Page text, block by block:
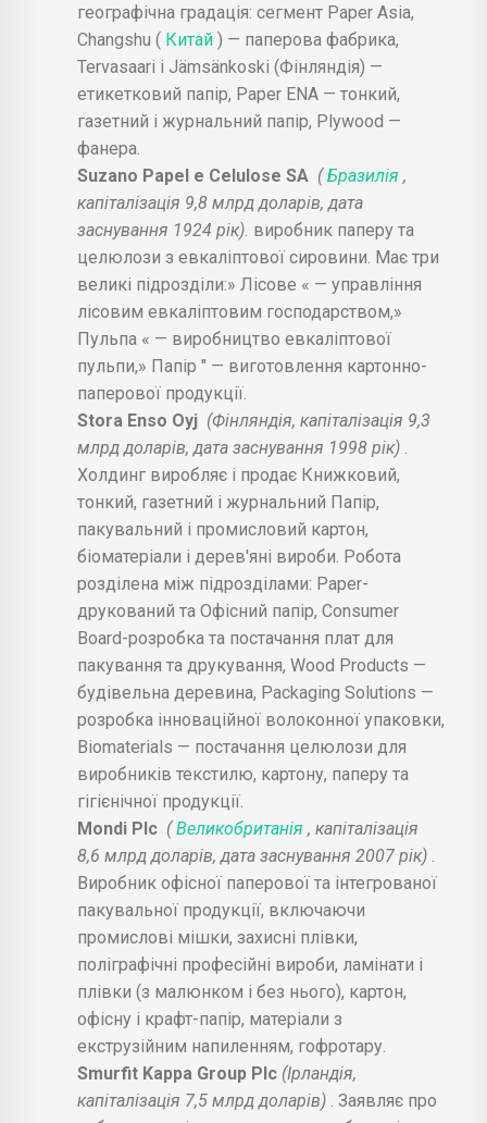
географічна градація: сегмент Paper Asia,
Changshu ( Китай ) — паперова фабрика,
Tervasaari і Jämsänkoski (Фінляндія) —
етикетковий папір, Paper ENA — тонкий,
газетний і журнальний папір, Plywood —
фанера.
Suzano Papel e Celulose SA (Бразилія ,
капіталізація 9,8 млрд доларів, дата
заснування 1924 рік). виробник паперу та
целюлози з евкаліптової сировини. Має три
великі підрозділи:» Лісове « — управління
лісовим евкаліптовим господарством,»
Пульпа « — виробництво евкаліптової
пульпи,» Папір " — виготовлення картонно-
паперової продукції.
Stora Enso Oyj (Фінляндія, капіталізація 9,3
млрд доларів, дата заснування 1998 рік)
Холдинг виробляє і продає Книжковий,
тонкий, газетний і журнальний Папір,
пакувальний і промисловий картон,
біоматеріали і дерев'яні вироби. Робота
розділена між підрозділами: Paper-
друкований та Офісний папір, Consumer
Board-розробка та постачання плат для
пакування та друкування, Wood Products —
будівельна деревина, Packaging Solutions —
розробка інноваційної волоконної упаковки,
Biomaterials — постачання целюлози для
виробників текстилю, картону, паперу та
гігієнічної продукції.
Mondi Plc (Великобританія , капіталізація
8,6 млрд доларів, дата заснування 2007 рік)
Виробник офісної паперової та інтегрованої
пакувальної продукції, включаючи
промислові мішки, захисні плівки,
поліграфічні професійні вироби, ламінати і
плівки (з малюнком і без нього), картон,
офісну і крафт-папір, матеріали з
екструзійним напиленням, гофротару.
Smurfit Kappa Group Plc (Ірландія,
капіталізація 7,5 млрд доларів) . Заявляє про